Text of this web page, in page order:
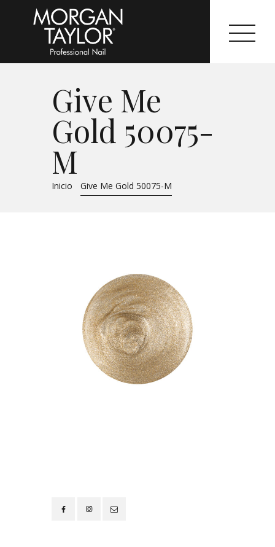
Give Me
Gold 50075-
M
Inicio Give Me Gold 50075-M
Morgan Taylor®
Sistemas Profesionales
Cartas de Color
Catálogo